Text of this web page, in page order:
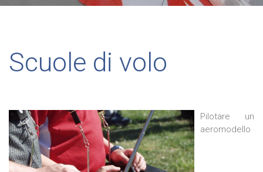
Scuole di volo
Pilotare un
aeromodello